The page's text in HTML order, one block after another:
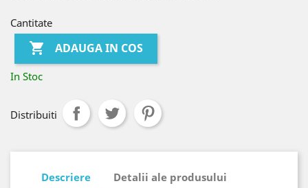
Cantitate
 ADAUGA IN COS
In Stoc
Distribuiti
Descriere Detalii ale produsului